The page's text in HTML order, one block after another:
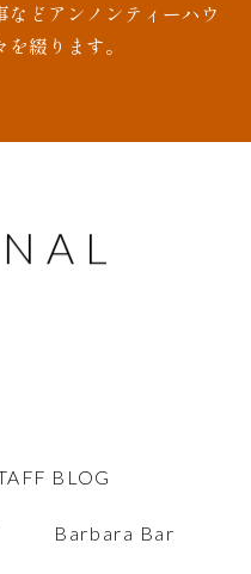
どアンノンティーハウ
綴ります。
BLOG
Barbara Bar